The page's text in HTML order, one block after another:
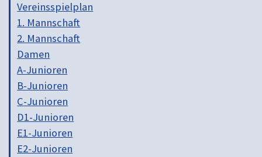
Vereinsspielplan
1. Mannschaft
2. Mannschaft
Damen
A-Junioren
B-Junioren
C-Junioren
D1-Junioren
E1-Junioren
E2-Junioren